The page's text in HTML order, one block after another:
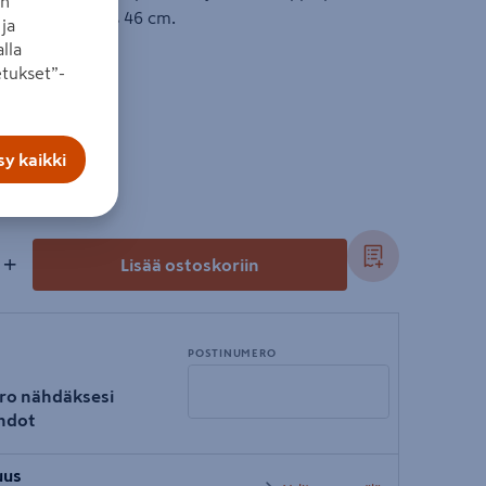
cm ja syvyys 46 cm.
+ Lisää ostoskoriin
nähdäksesi
POSTINUMERO
postinumero
kaikki